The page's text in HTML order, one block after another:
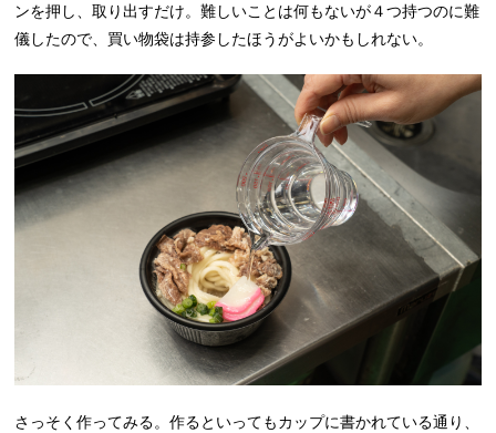
ンを押し、取り出すだけ。難しいことは何もないが４つ持つのに難
儀したので、買い物袋は持参したほうがよいかもしれない。
さっそく作ってみる。作るといってもカップに書かれている通り、